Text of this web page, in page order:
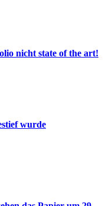
nicht state of the art!
wurde